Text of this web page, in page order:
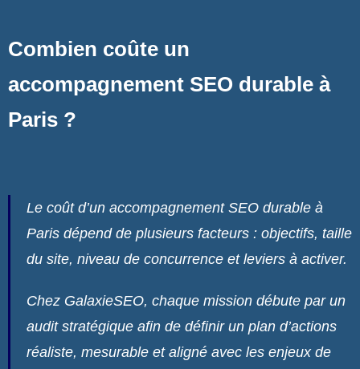
Combien coûte un
accompagnement SEO durable à
Paris ?
Le coût d’un accompagnement SEO durable à
Paris dépend de plusieurs facteurs : objectifs, taille
du site, niveau de concurrence et leviers à activer.
Chez GalaxieSEO, chaque mission débute par un
audit stratégique afin de définir un plan d’actions
réaliste, mesurable et aligné avec les enjeux de